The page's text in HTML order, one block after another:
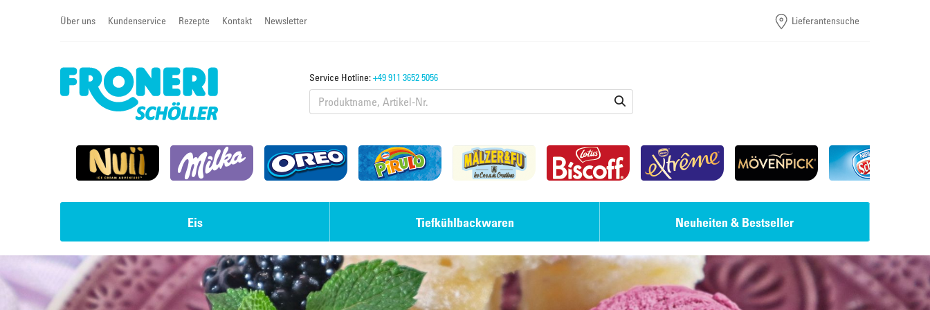
Über uns Kundenservice Rezepte Kontakt Newsletter Lieferantensuche
Service Hotline:+49 911 3652 5056
Eis
Impulseis Eis-Desserts
Tiefkühlbackwaren
Torten & Sahneschnitten Laugengebäck
Neuheiten & Bestseller